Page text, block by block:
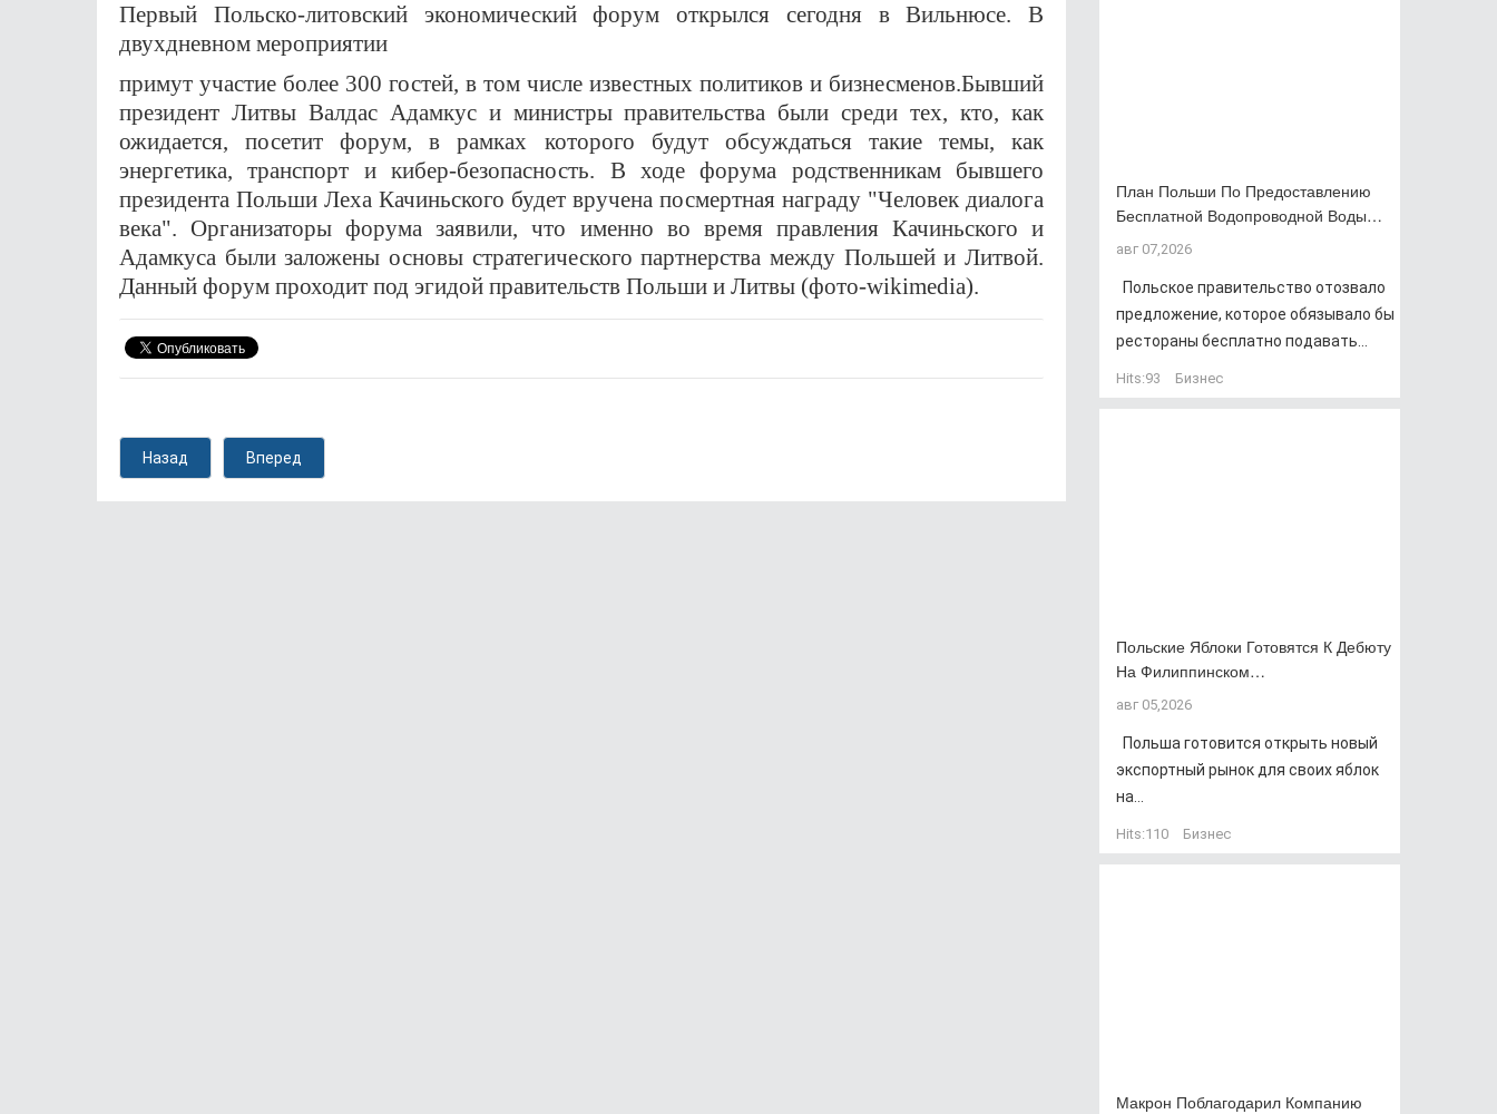
Первый Польско-литовский экономический форум открылся сегодня в Вильнюсе. В
двухдневном мероприятии
примут участие более 300 гостей, в том числе известных политиков и бизнесменов.Бывший
президент Литвы Валдас Адамкус и министры правительства были среди тех, кто, как
ожидается, посетит форум, в рамках которого будут обсуждаться такие темы, как
энергетика, транспорт и кибер-безопасность. В ходе форума родственникам бывшего
президента Польши Леха Качиньского будет вручена посмертная награду "Человек диалога
века". Организаторы форума заявили, что именно во время правления Качиньского и
Адамкуса были заложены основы стратегического партнерства между Польшей и Литвой.
Данный форум проходит под эгидой правительств Польши и Литвы (фото-wikimedia).
Назад Вперед
План Польши По Предоставлению
Бесплатной Водопроводной Воды…
авг 07,2026
Польское правительство отозвало
предложение, которое обязывало бы
рестораны бесплатно подавать...
Hits:93 Бизнес
Польские Яблоки Готовятся К Дебюту
На Филиппинском…
авг 05,2026
Польша готовится открыть новый
экспортный рынок для своих яблок
на...
Hits:110 Бизнес
Макрон Поблагодарил Компанию